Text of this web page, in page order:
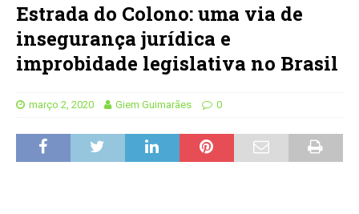
Estrada do Colono: uma via de
insegurança jurídica e
improbidade legislativa no Brasil
março 2, 2020 Giem Guimarães 0